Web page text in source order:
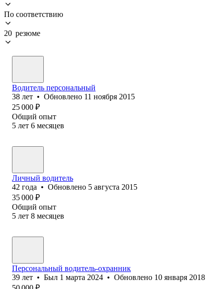
По соответствию
20 резюме
Водитель персональный
38 лет • Обновлено 11 ноября 2015
25 000 ₽
Общий опыт
5 лет 6 месяцев
Личный водитель
42 года • Обновлено 5 августа 2015
35 000 ₽
Общий опыт
5 лет 8 месяцев
Персональный водитель-охранник
39 лет • Был 1 марта 2024 • Обновлено 10 января 2018